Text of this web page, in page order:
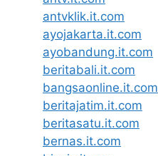
antvklik.it.com
ayojakarta.it.com
ayobandung.it.com
beritabali.it.com
bangsaonline.it.com
beritajatim.it.com
beritasatu.it.com
bernas.it.com